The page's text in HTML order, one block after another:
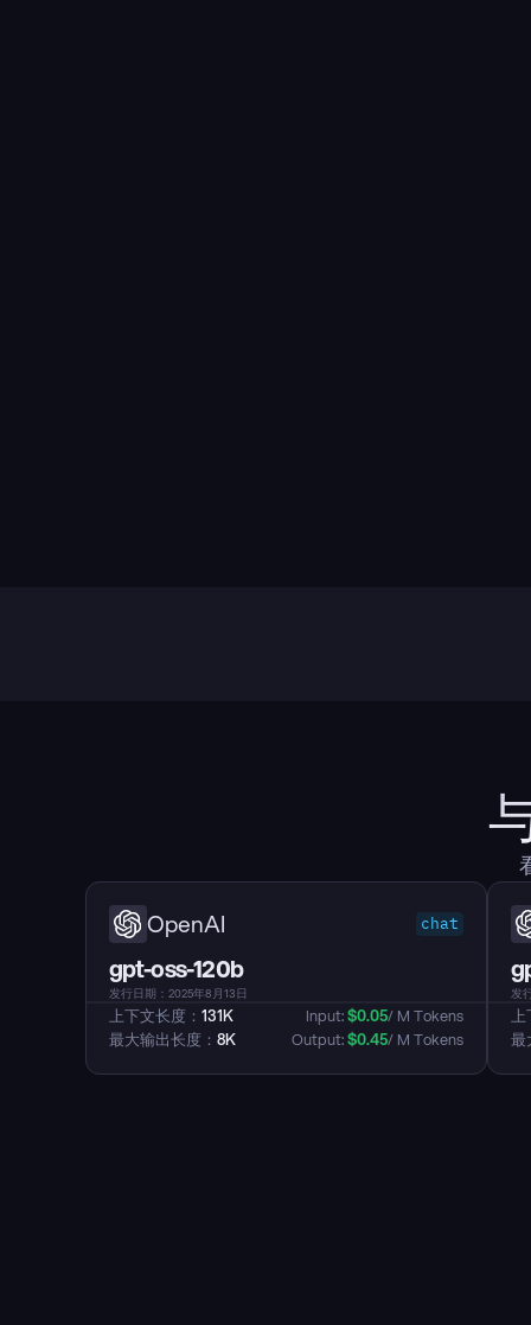
OpenAI chat
gpt-oss-120b
发行日期：2025年8月13日
上下文长度： 131K
最大输出长度： 8K
Input: $0.05/ M Tokens
Output: $0.45/ M Tokens
发
上
最